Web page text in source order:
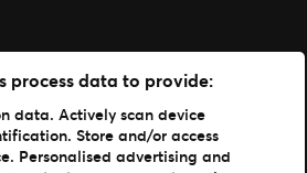
våre
process data to provide:
data. Actively scan device
Store and/or access
Personalised advertising and